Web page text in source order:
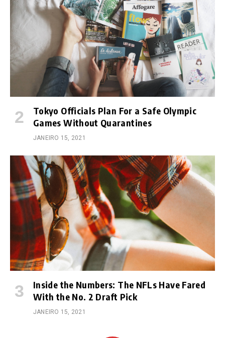
Tokyo Officials Plan For a Safe Olympic
Games Without Quarantines
JANEIRO 15, 2021
Inside the Numbers: The NFLs Have Fared
With the No. 2 Draft Pick
JANEIRO 15, 2021